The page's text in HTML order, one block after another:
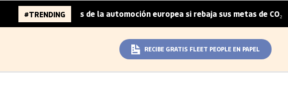
#TRENDING
96.000 millones de la automoción europea si rebaja sus metas de CO₂ |
RECIBE GRATIS FLEET PEOPLE EN PAPEL